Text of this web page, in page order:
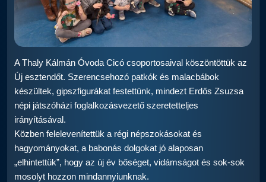
A Thaly Kálmán Óvoda Cicó csoportosaival köszöntöttük az
Új esztendőt. Szerencsehozó patkók és malacbábok
készültek, gipszfigurákat festettünk, mindezt Erdős Zsuzsa
népi játszóházi foglalkozásvezető szeretetteljes
irányításával.
Közben felelevenítettük a régi népszokásokat és
hagyományokat, a babonás dolgokat jó alaposan
„elhintettük”, hogy az új év bőséget, vidámságot és sok-sok
mosolyt hozzon mindannyiunknak.